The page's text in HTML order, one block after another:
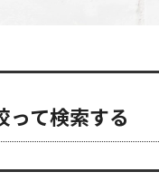
って検索する